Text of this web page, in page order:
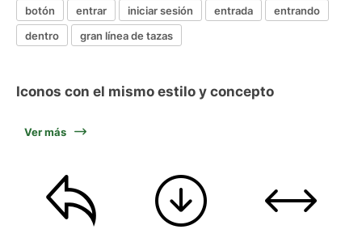
botón
entrar iniciar sesión entrada
entrando
dentro
gran línea de tazas
Iconos con el mismo estilo y concepto
Ver más